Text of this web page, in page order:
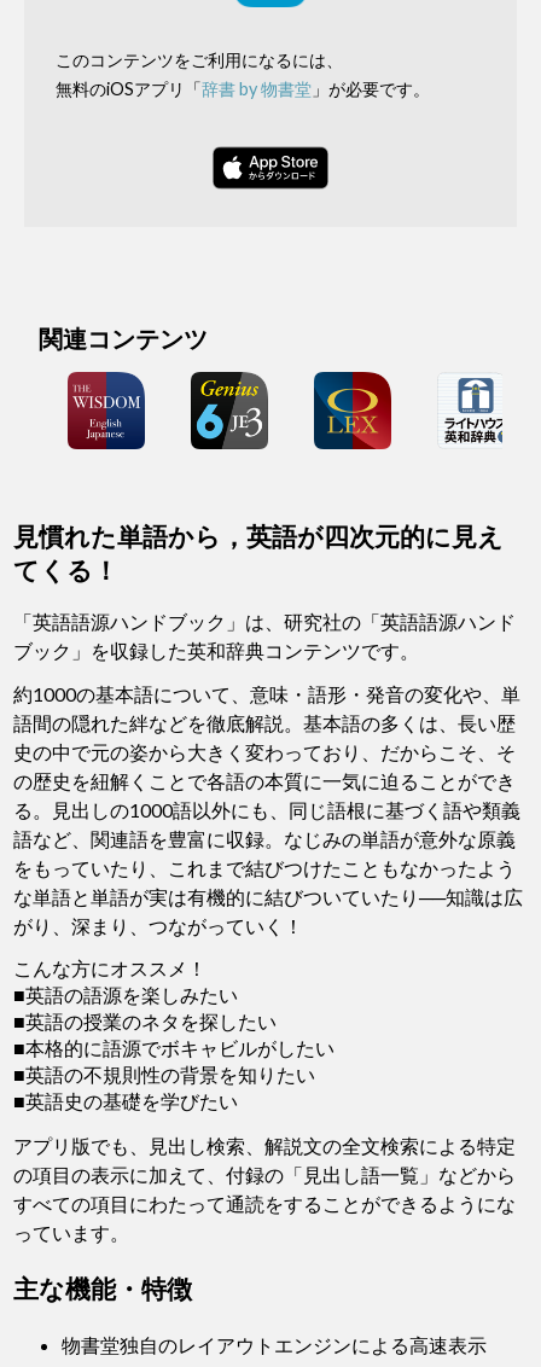
このコンテンツをご利用になるには、
無料のiOSアプリ「辞書 by 物書堂」が必要です。
関連コンテンツ
見慣れた単語から，英語が四次元的に見え
てくる！
「英語語源ハンドブック」は、研究社の「英語語源ハンド
ブック」を収録した英和辞典コンテンツです。
約1000の基本語について、意味・語形・発音の変化や、単
語間の隠れた絆などを徹底解説。基本語の多くは、長い歴
史の中で元の姿から大きく変わっており、だからこそ、そ
の歴史を紐解くことで各語の本質に一気に迫ることができ
る。見出しの1000語以外にも、同じ語根に基づく語や類義
語など、関連語を豊富に収録。なじみの単語が意外な原義
をもっていたり、これまで結びつけたこともなかったよう
な単語と単語が実は有機的に結びついていたり──知識は広
がり、深まり、つながっていく！
こんな方にオススメ！
■英語の語源を楽しみたい
■英語の授業のネタを探したい
■本格的に語源でボキャビルがしたい
■英語の不規則性の背景を知りたい
■英語史の基礎を学びたい
アプリ版でも、見出し検索、解説文の全文検索による特定
の項目の表示に加えて、付録の「見出し語一覧」などから
すべての項目にわたって通読をすることができるようにな
っています。
主な機能・特徴
物書堂独自のレイアウトエンジンによる高速表示